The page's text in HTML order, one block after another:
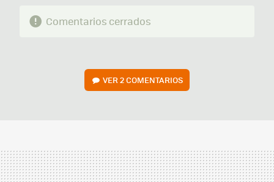
Comentarios cerrados
VER2 COMENTARIOS